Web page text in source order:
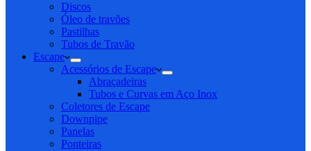
Discos
Óleo de travões
Pastilhas
Tubos de Travão
Escape
Acessórios de Escape
Abraçadeiras
Tubos e Curvas em Aço Inox
Coletores de Escape
Downpipe
Panelas
Ponteiras